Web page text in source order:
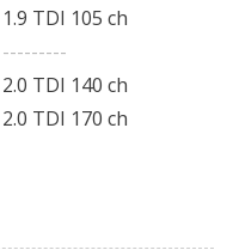
1.9 TDI 105 ch
---------
2.0 TDI 140 ch
2.0 TDI 170 ch